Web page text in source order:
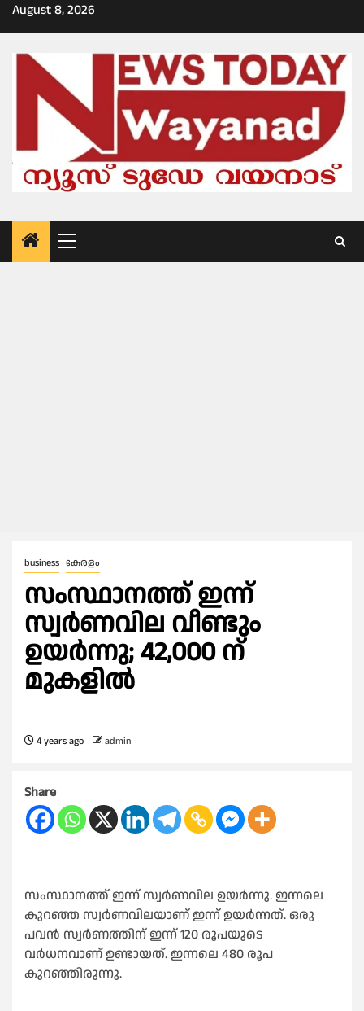
Skip
to
August 8, 2026
Primary
Menu
business കേരളം
സംസ്ഥാനത്ത് ഇന്ന്
സ്വർണവില വീണ്ടും
ഉയർന്നു; 42,000 ന്
മുകളിൽ
4 years ago admin
Share
സംസ്ഥാനത്ത് ഇന്ന് സ്വർണവില ഉയർന്നു. ഇന്നലെ
കുറഞ്ഞ സ്വർണവിലയാണ് ഇന്ന് ഉയർന്നത്. ഒരു
പവൻ സ്വർണത്തിന് ഇന്ന് 120 രൂപയുടെ
വർധനവാണ് ഉണ്ടായത്. ഇന്നലെ 480 രൂപ
കുറഞ്ഞിരുന്നു.